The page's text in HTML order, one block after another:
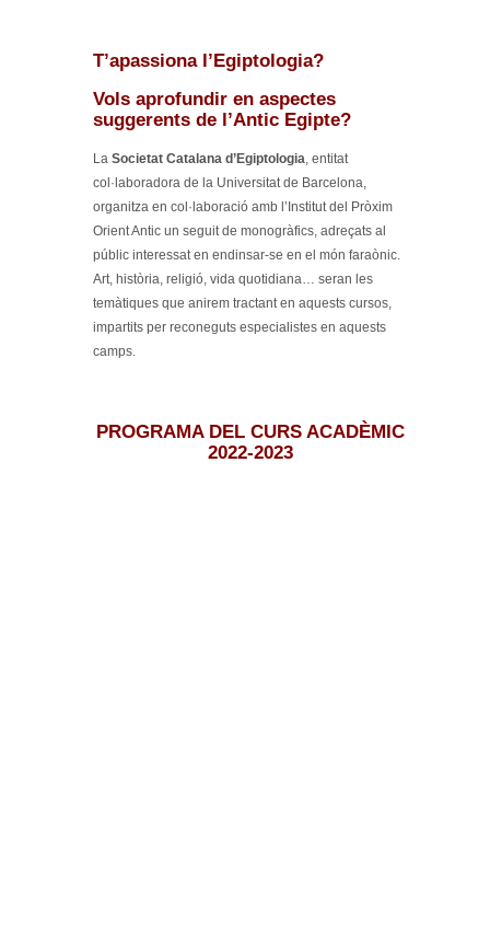
T’apassiona l’Egiptologia?
Vols aprofundir en aspectes
suggerents de l’Antic Egipte?
La Societat Catalana d’Egiptologia, entitat
col·laboradora de la Universitat de Barcelona,
organitza en col·laboració amb l’Institut del Pròxim
Orient Antic un seguit de monogràfics, adreçats al
públic interessat en endinsar-se en el món faraònic.
Art, història, religió, vida quotidiana… seran les
temàtiques que anirem tractant en aquests cursos,
impartits per reconeguts especialistes en aquests
camps.
PROGRAMA DEL CURS ACADÈMIC
2022-2023